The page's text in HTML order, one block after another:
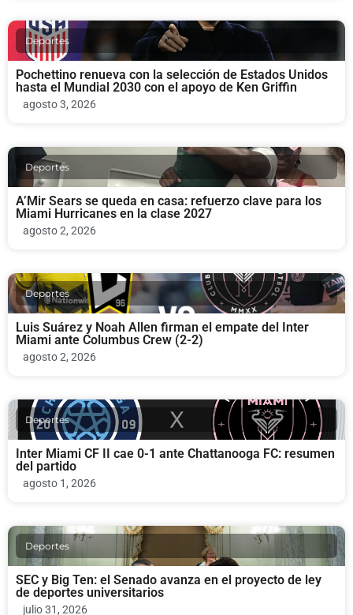
Deportes
Pochettino renueva con la selección de Estados Unidos
hasta el Mundial 2030 con el apoyo de Ken Griffin
agosto 3, 2026
Deportes
A’Mir Sears se queda en casa: refuerzo clave para los
Miami Hurricanes en la clase 2027
agosto 2, 2026
Deportes
Luis Suárez y Noah Allen firman el empate del Inter
Miami ante Columbus Crew (2-2)
agosto 2, 2026
Deportes
Inter Miami CF II cae 0-1 ante Chattanooga FC: resumen
del partido
agosto 1, 2026
Deportes
SEC y Big Ten: el Senado avanza en el proyecto de ley
de deportes universitarios
julio 31, 2026